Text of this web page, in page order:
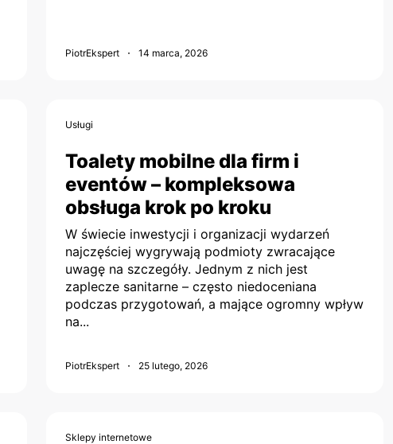
PiotrEkspert 14 marca, 2026
Usługi
Toalety mobilne dla firm i
eventów – kompleksowa
obsługa krok po kroku
W świecie inwestycji i organizacji wydarzeń
najczęściej wygrywają podmioty zwracające
uwagę na szczegóły. Jednym z nich jest
zaplecze sanitarne – często niedoceniana
podczas przygotowań, a mające ogromny wpływ
na...
PiotrEkspert 25 lutego, 2026
Sklepy internetowe